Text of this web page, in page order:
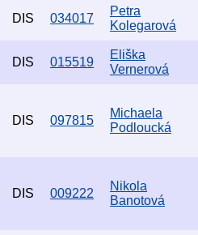
DIS 034017
Petra
Kolegarová
DIS 015519
Eliška
Vernerová
DIS 097815
Michaela
Podloucká
DIS 009222
Nikola
Banotová